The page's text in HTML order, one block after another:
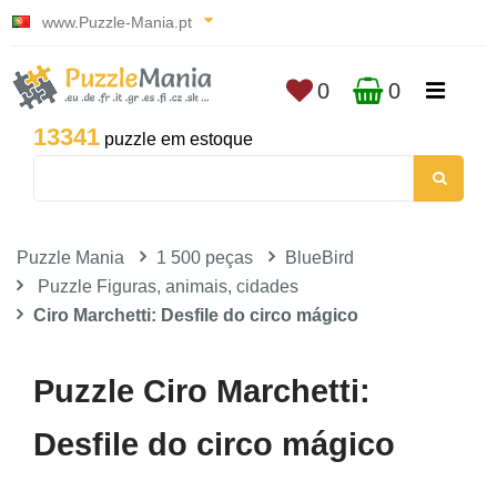
www.Puzzle-Mania.pt
13341 puzzle em estoque
0 0
Puzzle Mania 1 500 peças
BlueBird
Puzzle Figuras, animais, cidades
Ciro Marchetti: Desfile do circo mágico
Puzzle Ciro Marchetti:
Desfile do circo mágico